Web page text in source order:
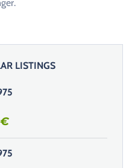
LISTINGS